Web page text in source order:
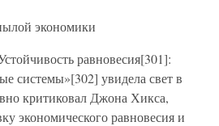
экономики
равновесия[301]:
системы»[302] увидела свет в
критиковал Джона Хикса,
экономического равновесия и